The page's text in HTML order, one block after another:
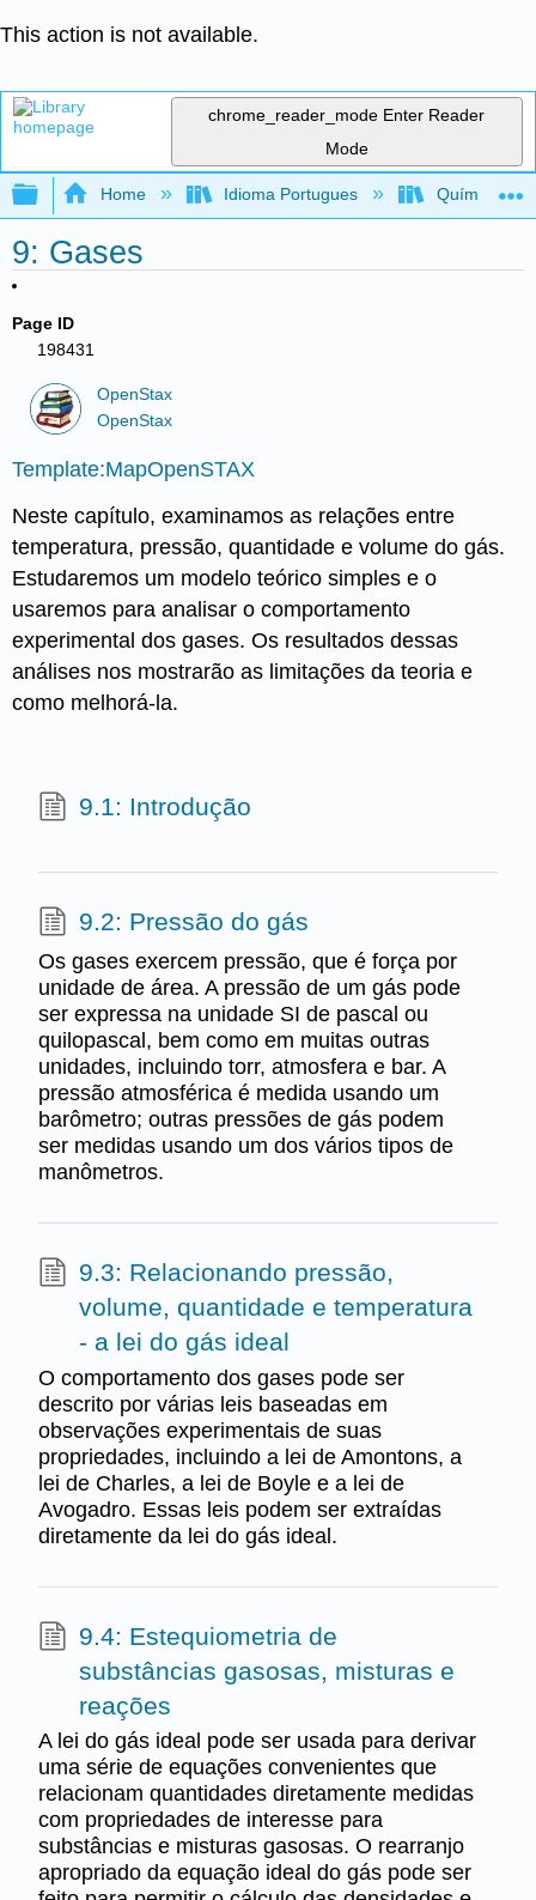
This action is not available.
chrome_reader_mode Enter Reader
Mode
Expand/collapse global hierarchy
Home Idioma Portugues Química 2e
9: Gases
Page ID
198431
OpenStax
OpenStax
Template:MapOpenSTAX
Neste capítulo, examinamos as relações entre
temperatura, pressão, quantidade e volume do gás.
Estudaremos um modelo teórico simples e o
usaremos para analisar o comportamento
experimental dos gases. Os resultados dessas
análises nos mostrarão as limitações da teoria e
como melhorá-la.
9.1: Introdução
9.2: Pressão do gás
Os gases exercem pressão, que é força por
unidade de área. A pressão de um gás pode
ser expressa na unidade SI de pascal ou
quilopascal, bem como em muitas outras
unidades, incluindo torr, atmosfera e bar. A
pressão atmosférica é medida usando um
barômetro; outras pressões de gás podem
ser medidas usando um dos vários tipos de
manômetros.
9.3: Relacionando pressão,
volume, quantidade e temperatura
- a lei do gás ideal
O comportamento dos gases pode ser
descrito por várias leis baseadas em
observações experimentais de suas
propriedades, incluindo a lei de Amontons, a
lei de Charles, a lei de Boyle e a lei de
Avogadro. Essas leis podem ser extraídas
diretamente da lei do gás ideal.
9.4: Estequiometria de
substâncias gasosas, misturas e
reações
A lei do gás ideal pode ser usada para derivar
uma série de equações convenientes que
relacionam quantidades diretamente medidas
com propriedades de interesse para
substâncias e misturas gasosas. O rearranjo
apropriado da equação ideal do gás pode ser